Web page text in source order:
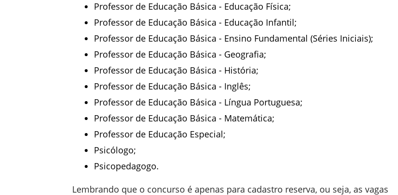
Professor de Educação Básica - Educação Física;
Professor de Educação Básica - Educação Infantil;
Professor de Educação Básica - Ensino Fundamental (Séries Iniciais);
Professor de Educação Básica - Geografia;
Professor de Educação Básica - História;
Professor de Educação Básica - Inglês;
Professor de Educação Básica - Língua Portuguesa;
Professor de Educação Básica - Matemática;
Professor de Educação Especial;
Psicólogo;
Psicopedagogo.
Lembrando que o concurso é apenas para cadastro reserva, ou seja, as vagas